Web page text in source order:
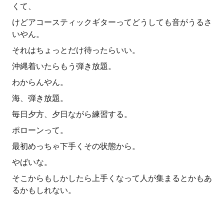
くて、
けどアコースティックギターってどうしても音がうるさ
いやん。
それはちょっとだけ待ったらいい。
沖縄着いたらもう弾き放題。
わからんやん。
海、弾き放題。
毎日夕方、夕日ながら練習する。
ポローンって。
最初めっちゃ下手くその状態から。
やばいな。
そこからもしかしたら上手くなって人が集まるとかもあ
るかもしれない。